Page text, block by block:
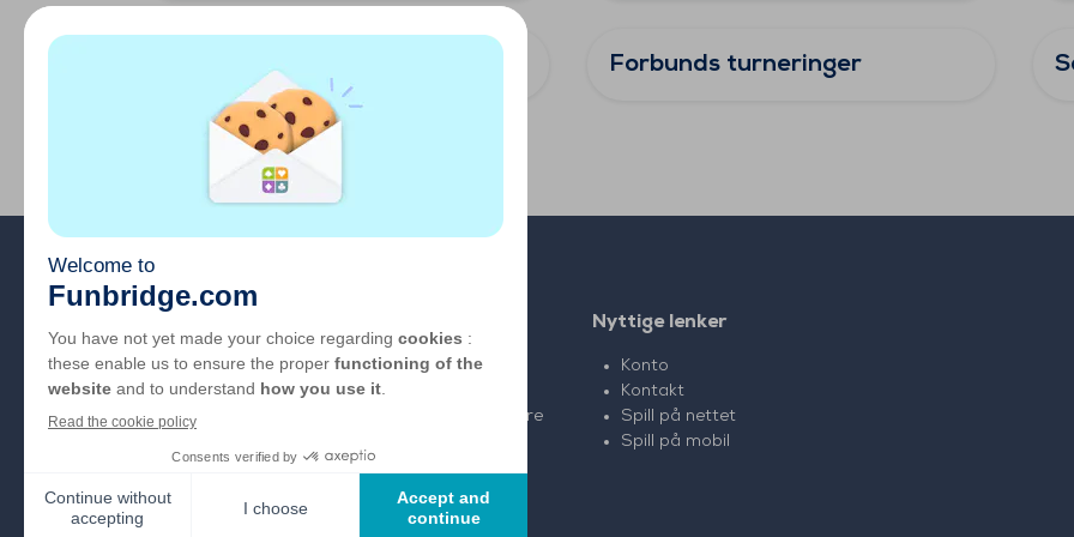
Team Championship Forbunds turneringer
FAQ
Lenker til partnere
Nyttige lenker
Konto
Kontakt
Spill på nettet
Spill på mobil